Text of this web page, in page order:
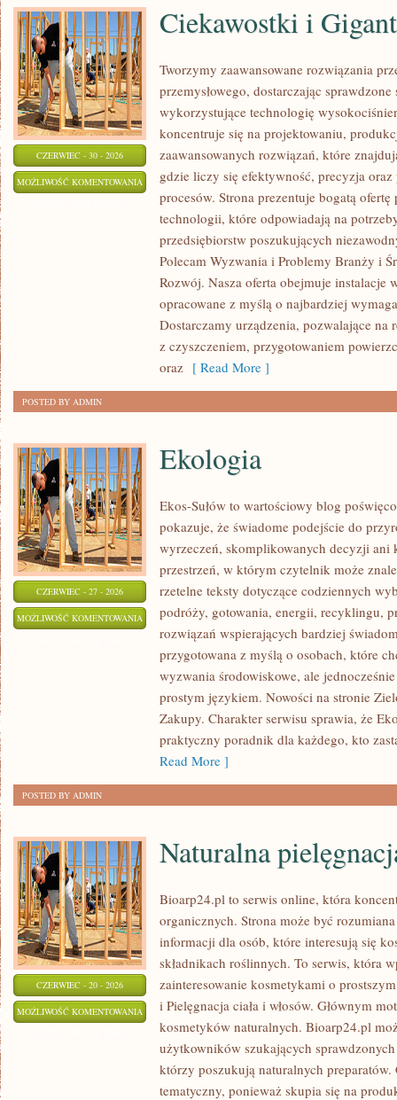
CZERWIEC - 30 - 2026
MOŻLIWOŚĆ KOMENTOWANIA CIEKAWOSTKI
GIGANTY
ŚWIATA
Ciekawostki i
Tworzymy zaawansowane rozwiązania
przemysłowego, dostarczając
wykorzystujące technologię
koncentruje się na projektowaniu,
zaawansowanych rozwiązań, które
gdzie liczy się efektywność, precyzja
procesów. Strona prezentuje bogatą ofertę
technologii, które odpowiadają na
przedsiębiorstw poszukujących
Polecam Wyzwania i Problemy Branży i
Rozwój. Nasza oferta obejmuje instalacje
opracowane z myślą o najbardziej
Dostarczamy urządzenia, pozwalające na
z czyszczeniem, przygotowaniem
oraz [ Read More ]
POSTED BY ADMIN
CZERWIEC - 27 - 2026
MOŻLIWOŚĆ KOMENTOWANIA EKOLOGIA
Ekologia
Ekos-Sułów to wartościowy blog
pokazuje, że świadome podejście do
wyrzeczeń, skomplikowanych decyzji ani
przestrzeń, w którym czytelnik może
rzetelne teksty dotyczące codziennych
podróży, gotowania, energii, recyklingu,
rozwiązań wspierających bardziej
przygotowana z myślą o osobach, które
wyzwania środowiskowe, ale
prostym językiem. Nowości na stronie
Zakupy. Charakter serwisu sprawia, że
praktyczny poradnik dla każdego, kto
Read More ]
POSTED BY ADMIN
CZERWIEC - 20 - 2026
MOŻLIWOŚĆ KOMENTOWANIA NATURALNA
PIELĘGNACJA
TWARZY
Naturalna
Bioarp24.pl to serwis online, która
organicznych. Strona może być
informacji dla osób, które interesują się
składnikach roślinnych. To serwis, która
zainteresowanie kosmetykami o
i Pielęgnacja ciała i włosów. Głównym
kosmetyków naturalnych. Bioarp24.pl
użytkowników szukających
którzy poszukują naturalnych preparatów.
tematyczny, ponieważ skupia się na